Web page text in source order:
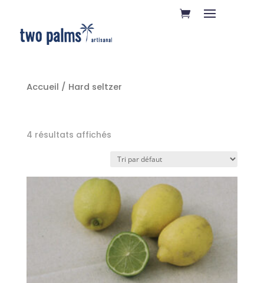
Accueil / Hard seltzer
4 résultats affichés